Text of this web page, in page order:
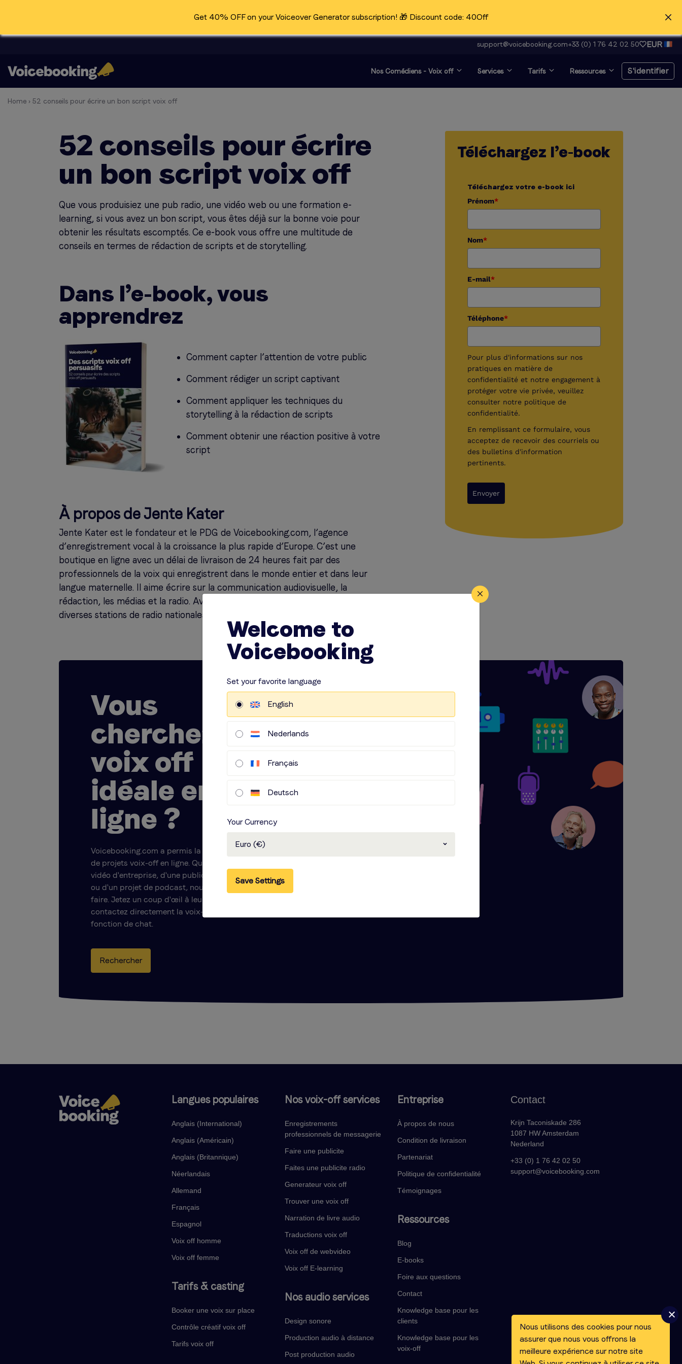
Get 40% OFF on your Voiceover Generator subscription! 🎁 Discount code: 40Off
support@voicebooking.com+33 (0) 1 76 42 02 50 EUR
Nos Comédiens - Voix off Services Tarifs Ressources S'identifier
Inscription gratuite
d'audition ?
Home › 52 conseils pour écrire un bon script voix off
52 conseils pour écrire
un bon script voix off
Que vous produisiez une pub radio, une vidéo web ou une formation e-
learning, si vous avez un bon script, vous êtes déjà sur la bonne voie pour
obtenir les résultats escomptés. Ce e-book vous offre une multitude de
conseils en termes de rédaction de scripts et de storytelling.
Dans l’e-book, vous
apprendrez
Comment capter l’attention de votre public
Comment rédiger un script captivant
Comment appliquer les techniques du
storytelling à la rédaction de scripts
Comment obtenir une réaction positive à votre
script
À propos de Jente Kater
Jente Kater est le fondateur et le PDG de Voicebooking.com, l’agence
d’enregistrement vocal à la croissance la plus rapide d’Europe. C’est une
boutique en ligne avec un délai de livraison de 24 heures fait par des
professionnels de la voix qui enregistrent dans le monde entier et dans leur
langue maternelle. Il aime écrire sur la communication audiovisuelle, la
rédaction, les médias et la radio. Avant Voicebooking.com Jente était DJ pour
diverses stations de radio nationales aux Pays-Bas.
Téléchargez l’e-book
Téléchargez votre e-book ici
Prénom*
Nom*
E-mail*
Téléphone*
Pour plus d'informations sur nos
pratiques en matière de
confidentialité et notre engagement à
protéger votre vie privée, veuillez
consulter notre politique de
confidentialité.
En remplissant ce formulaire, vous
acceptez de recevoir des courriels ou
des bulletins d'information
pertinents.
Envoyer
Vous
cherchez la
voix off
idéale en
ligne ?
Voicebooking.com a permis la création de milliers
de projets voix-off en ligne. Qu'il s'agisse d'une
vidéo d'entreprise, d'une publicité, d'un e-learning
ou d'un projet de podcast, nous pouvons tout
faire. Jetez un coup d'œil à leurs profils et
contactez directement la voix-off grâce à notre
fonction de chat.
Rechercher
Langues populaires
Anglais (International)
Anglais (Américain)
Anglais (Britannique)
Néerlandais
Allemand
Français
Espagnol
Voix off homme
Voix off femme
Tarifs & casting
Booker une voix sur place
Contrôle créatif voix off
Tarifs voix off
Nos voix-off services
Enregistrements
professionnels de messagerie
Faire une publicite
Faites une publicite radio
Generateur voix off
Trouver une voix off
Narration de livre audio
Traductions voix off
Voix off de webvideo
Voix off E-learning
Nos audio services
Design sonore
Production audio à distance
Post production audio
Entreprise
À propos de nous
Condition de livraison
Partenariat
Politique de confidentialité
Témoignages
Ressources
Blog
E-books
Foire aux questions
Contact
Knowledge base pour les
clients
Knowledge base pour les
voix-off
Contact
Krijn Taconiskade 286
1087 HW Amsterdam
Nederland
+33 (0) 1 76 42 02 50
support@voicebooking.com
Welcome to
Voicebooking
Set your favorite language
English
Nederlands
Français
Deutsch
Your Currency
Euro (€)
Save Settings
Nous utilisons des cookies pour nous
assurer que nous vous offrons la
meilleure expérience sur notre site